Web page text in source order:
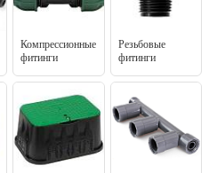
Компрессионные
фитинги
Резьбовые
фитинги